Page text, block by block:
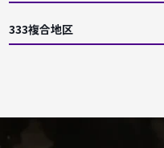
333複合地区